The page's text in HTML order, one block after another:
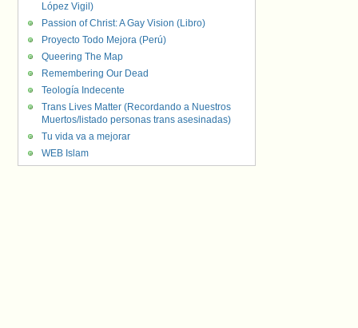
López Vigil)
Passion of Christ: A Gay Vision (Libro)
Proyecto Todo Mejora (Perú)
Queering The Map
Remembering Our Dead
Teología Indecente
Trans Lives Matter (Recordando a Nuestros
Muertos/listado personas trans asesinadas)
Tu vida va a mejorar
WEB Islam